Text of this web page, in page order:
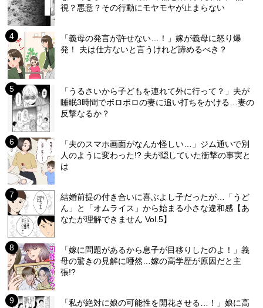
視？悪意？その行動にモヤモヤが止まらない
「義母の発言が許せない…！」嫁が義母に怒り爆
発！ 夫は仕方ないと言うけれど諦めるべき？
「うるさいから子どもを連れて外に行って？」夫が
睡眠3時間でボロボロの妻に追い打ちをかける…妻の
反撃なるか？
「夫のスマホ画面がなんか怪しい…」ジム通いで別
人のように変わった!? 夫が隠していた衝撃の事実と
は
結婚前提の付き合いに喜ぶよし子だったが…「うど
ん」と「オムライス」から始まる小さな違和感【あ
なたが理解できません Vol.5】
「嫁に問題があるから息子が目移りしたのよ！」義
母の驚きの見解に唖然…嫁の高学歴が原因だと主
張!?
「私が絶対に娘の可能性を開花させる…！」娘に高